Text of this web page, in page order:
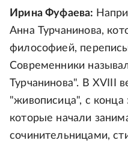
Ирина Фуфаева:
Анна Турчанинова,
философией,
Современники
Турчанинова". В XVIII
"живописица", с конца
которые начали
сочинительницами,